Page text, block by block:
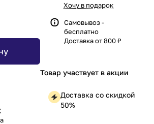
Хочу в подарок
Самовывоз -
бесплатно
Доставка от 800 ₽
Товар участвует в акции
Доставка со скидкой
50%